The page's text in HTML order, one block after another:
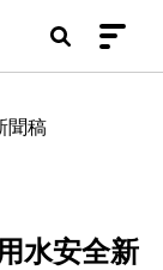
聞稿
水安全新